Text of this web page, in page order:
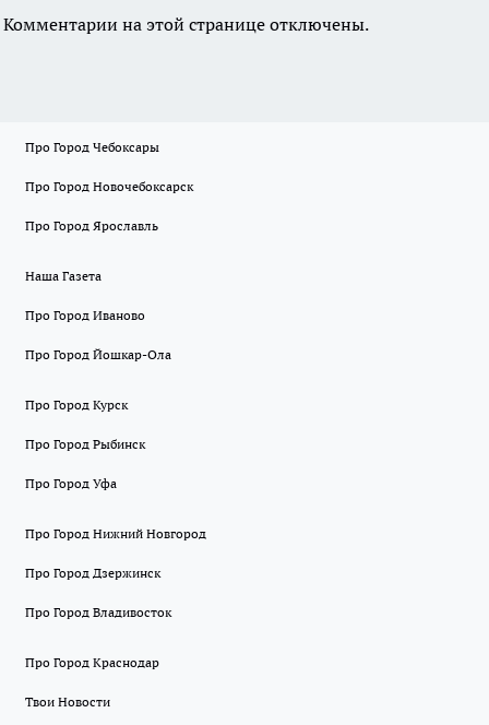
Комментарии на этой странице отключены.
Про Город Чебоксары
Про Город Новочебоксарск
Про Город Ярославль
Наша Газета
Про Город Иваново
Про Город Йошкар-Ола
Про Город Курск
Про Город Рыбинск
Про Город Уфа
Про Город Нижний Новгород
Про Город Дзержинск
Про Город Владивосток
Про Город Краснодар
Твои Новости